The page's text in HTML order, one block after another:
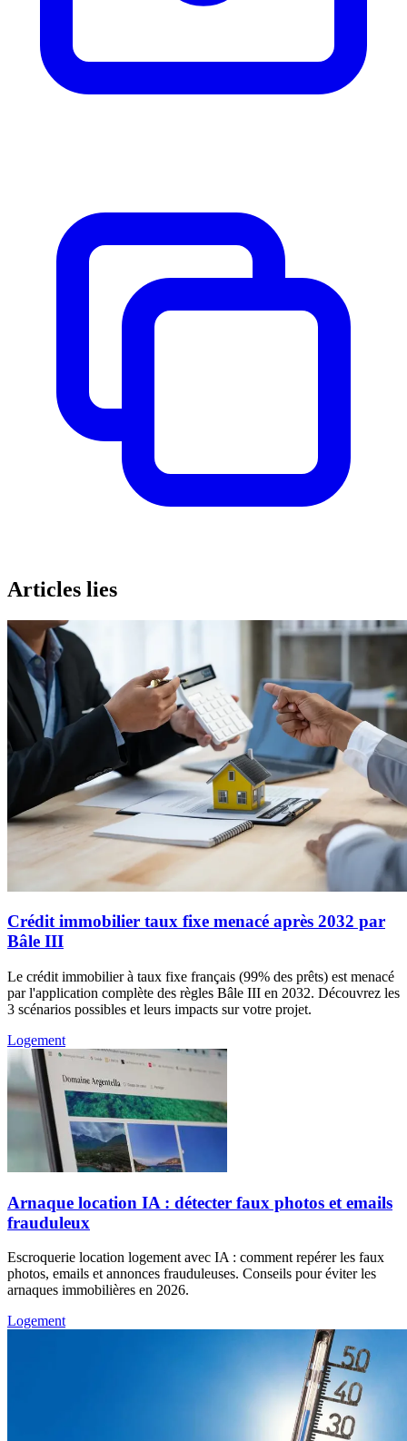
Articles lies
Crédit immobilier taux fixe menacé après 2032 par
Bâle III
Le crédit immobilier à taux fixe français (99% des prêts) est menacé
par l'application complète des règles Bâle III en 2032. Découvrez les
3 scénarios possibles et leurs impacts sur votre projet.
Logement
Arnaque location IA : détecter faux photos et emails
frauduleux
Escroquerie location logement avec IA : comment repérer les faux
photos, emails et annonces frauduleuses. Conseils pour éviter les
arnaques immobilières en 2026.
Logement